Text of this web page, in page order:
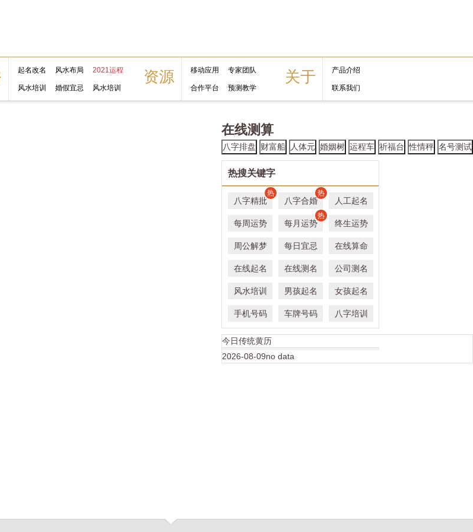
起名改名 风水布局 2021运程
风水培训 婚假宜忌 风水培训
资源 移动应用 专家团队
合作平台 预测教学
关于 产品介绍
联系我们
在线测算
八字排盘 财富船 人体元 婚姻树 运程车 祈福台 性情秤 名号测试
热搜关键字
八字精批
热
八字合婚
热
人工起名
每周运势 每月运势
热
终生运势
周公解梦 每日宜忌 在线算命
在线起名 在线测名 公司测名
风水培训 男孩起名 女孩起名
手机号码 车牌号码 八字培训
今日传统黄历
2026-08-09no data